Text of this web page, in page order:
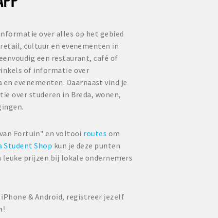
over alles op het gebied
cultuur en evenementen in
een restaurant, café of
of informatie over
evenementen. Daarnaast vind je
over studeren in Breda, wonen,
Fortuin" en voltooi routes om
Student Shop kun je deze punten
prijzen bij lokale ondernemers
& Android, registreer jezelf